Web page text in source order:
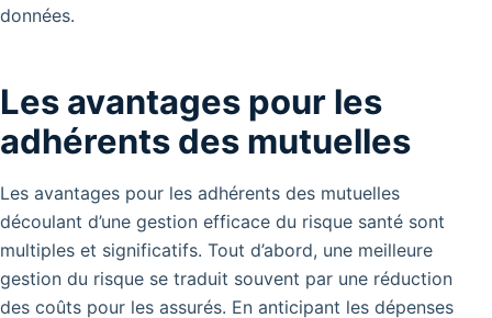
données.
Les avantages pour les
adhérents des mutuelles
Les avantages pour les adhérents des mutuelles
découlant d’une gestion efficace du risque santé sont
multiples et significatifs. Tout d’abord, une meilleure
gestion du risque se traduit souvent par une réduction
des coûts pour les assurés. En anticipant les dépenses